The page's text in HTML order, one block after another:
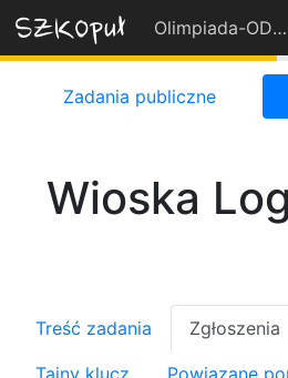
Olimpiada-OD-PODSTAW-2022-23
55%
Zadania publiczne
Wioska
Treść zadania Zgłoszenia
Tajny klucz Powiązane